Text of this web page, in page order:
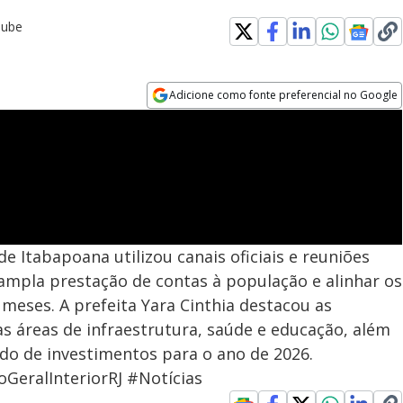
Adicione como fonte preferencial no Google
Itabapoana utilizou canais oficiais e reuniões
prestação de contas à população e alinhar os
A prefeita Yara Cinthia destacou as
áreas de infraestrutura, saúde e educação, além
de investimentos para o ano de 2026.
#Notícias